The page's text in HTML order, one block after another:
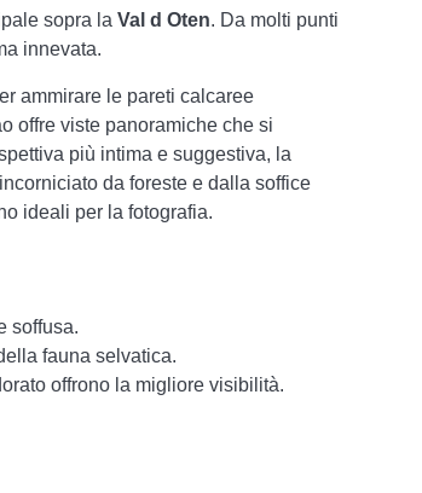
sopra la Val d Oten. Da molti punti
innevata.
ammirare le pareti calcaree
offre viste panoramiche che si
più intima e suggestiva, la
da foreste e dalla soffice
ideali per la fotografia.
soffusa.
fauna selvatica.
offrono la migliore visibilità.